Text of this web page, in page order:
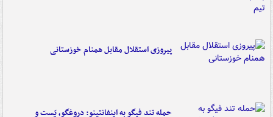
پیروزی استقلال مقابل همنام خوزستانی
حمله تند فیگو به اینفانتینو: دروغگو، پَست‌ و